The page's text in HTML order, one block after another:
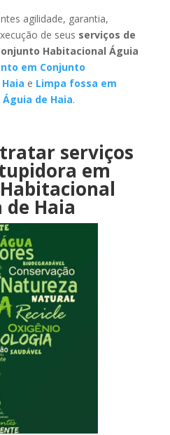
agilidade, garantia,
de seus serviços de
Habitacional Águia
em Conjunto
e Limpa fossa em
de Haia.
serviços
em
de Haia